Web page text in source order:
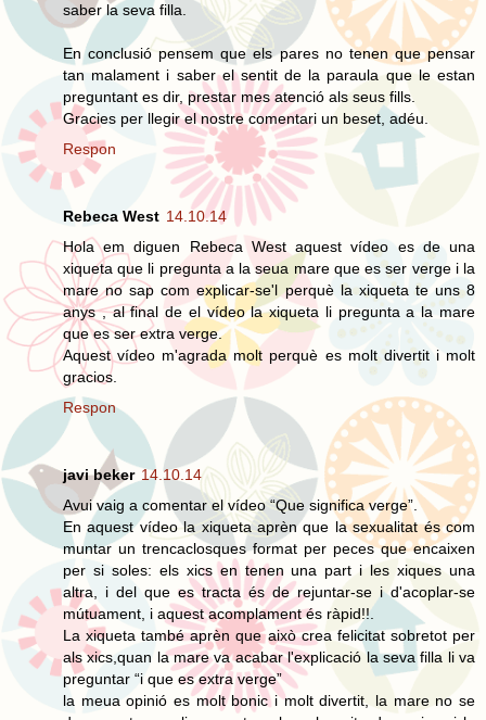
saber la seva filla.
En conclusió pensem que els pares no tenen que pensar
tan malament i saber el sentit de la paraula que le estan
preguntant es dir, prestar mes atenció als seus fills.
Gracies per llegir el nostre comentari un beset, adéu.
Respon
Rebeca West 14.10.14
Hola em diguen Rebeca West aquest vídeo es de una
xiqueta que li pregunta a la seua mare que es ser verge i la
mare no sap com explicar-se'l perquè la xiqueta te uns 8
anys , al final de el vídeo la xiqueta li pregunta a la mare
que es ser extra verge.
Aquest vídeo m'agrada molt perquè es molt divertit i molt
gracios.
Respon
javi beker 14.10.14
Avui vaig a comentar el vídeo “Que significa verge”.
En aquest vídeo la xiqueta aprèn que la sexualitat és com
muntar un trencaclosques format per peces que encaixen
per si soles: els xics en tenen una part i les xiques una
altra, i del que es tracta és de rejuntar-se i d'acoplar-se
mútuament, i aquest acomplament és ràpid!!.
La xiqueta també aprèn que això crea felicitat sobretot per
als xics,quan la mare va acabar l'explicació la seva filla li va
preguntar “i que es extra verge”
la meua opinió es molt bonic i molt divertit, la mare no se